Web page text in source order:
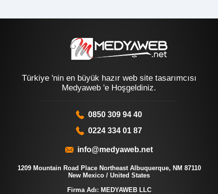
Türkiye 'nin en büyük hazır web site tasarımcısı
Medyaweb 'e Hoşgeldiniz.
0850 309 94 40
0224 334 01 87
info@medyaweb.net
1209 Mountain Road Place Northeast Albuquerque, NM 87110
New Mexico / United States
Firma Adı: MEDYAWEB LLC